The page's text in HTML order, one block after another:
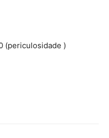
(periculosidade )